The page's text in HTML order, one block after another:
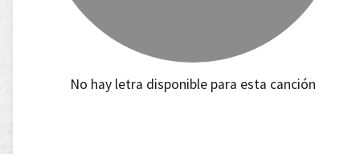
No hay letra disponible para esta canción